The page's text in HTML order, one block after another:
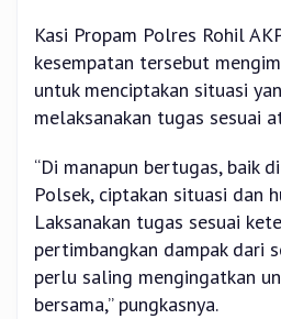
Kasi Propam Polres Rohil
kesempatan tersebut
untuk menciptakan situasi
melaksanakan tugas sesuai
“Di manapun bertugas, baik
Polsek, ciptakan situasi dan
Laksanakan tugas sesuai
pertimbangkan dampak dari
perlu saling mengingatkan
bersama,” pungkasnya.